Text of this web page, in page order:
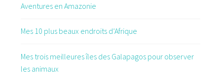
Aventures en Amazonie
Mes 10 plus beaux endroits d’Afrique
Mes trois meilleures îles des Galapagos pour observer
les animaux